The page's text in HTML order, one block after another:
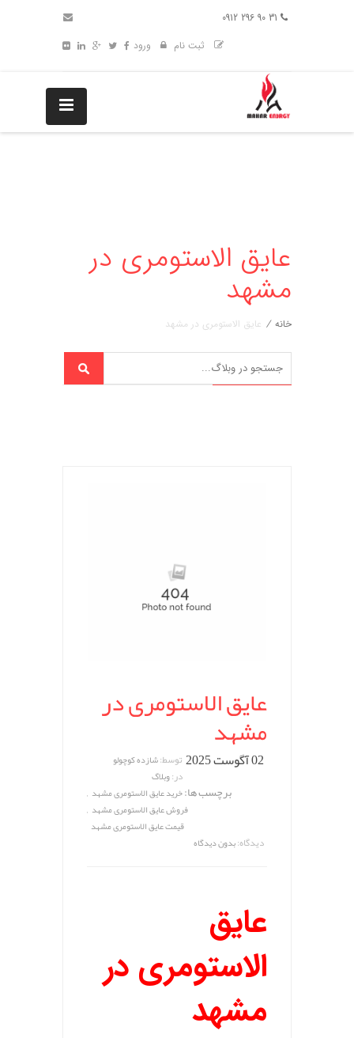
ثبت نام
ورود
عایق الاستومری در
مشهد
خانه / عایق الاستومری در مشهد
عایق الاستومری در
مشهد
02 آگوست 2025 توسط:شازده کوچولو
در:وبلاگ
برچسب ها:خرید عایق الاستومری مشهد ,
فروش عایق الاستومری مشهد ,
قیمت عایق الاستومری مشهد
دیدگاه:بدون دیدگاه
عایق
الاستومری در
مشهد